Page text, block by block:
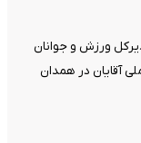
ورزش و جوانان
آقایان در همدان